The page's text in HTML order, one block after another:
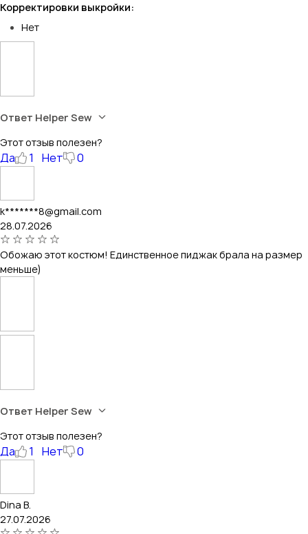
Корректировки выкройки:
Нет
Ответ Helper Sew
Этот отзыв полезен?
Да 1 Нет 0
k*******8@gmail.com
28.07.2026
Обожаю этот костюм! Единственное пиджак брала на размер
меньше)
Ответ Helper Sew
Этот отзыв полезен?
Да 1 Нет 0
Dina B.
27.07.2026